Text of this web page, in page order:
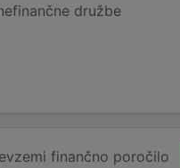
družbe
finančno poročilo